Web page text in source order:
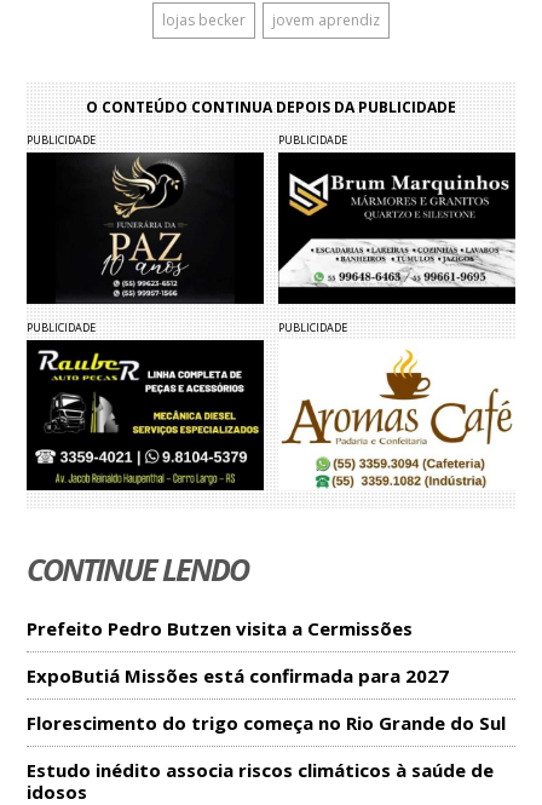
lojas becker jovem aprendiz
O CONTEÚDO CONTINUA DEPOIS DA PUBLICIDADE
PUBLICIDADE PUBLICIDADE
PUBLICIDADE PUBLICIDADE
CONTINUE LENDO
Prefeito Pedro Butzen visita a Cermissões
ExpoButiá Missões está confirmada para 2027
Florescimento do trigo começa no Rio Grande do Sul
Estudo inédito associa riscos climáticos à saúde de
idosos